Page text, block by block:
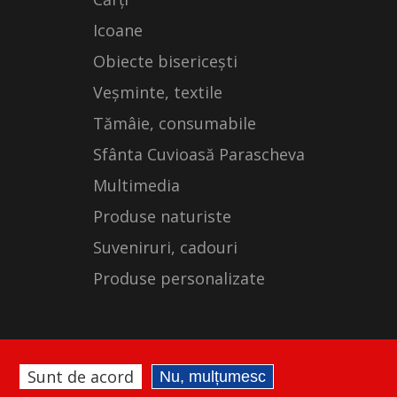
Icoane
Obiecte bisericești
Veșminte, textile
Tămâie, consumabile
Sfânta Cuvioasă Parascheva
Multimedia
Produse naturiste
Suveniruri, cadouri
Produse personalizate
Sunt de acord Nu, mulțumesc